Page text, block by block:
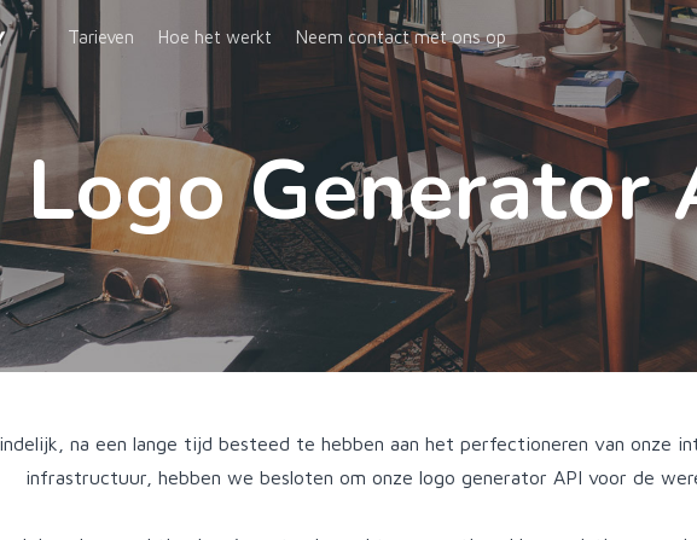
Tarieven Hoe het werkt Neem contact met ons op
Logo Generator
na een lange tijd besteed te hebben aan het perfectioneren van onze
infrastructuur, hebben we besloten om onze logo generator API voor de